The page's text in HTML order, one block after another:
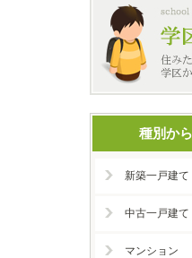
種別か
新築一戸建て
中古一戸建て
マンション